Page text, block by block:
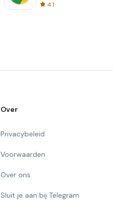
4.1
Over
Privacybeleid
Voorwaarden
Over ons
Sluit je aan bij Telegram